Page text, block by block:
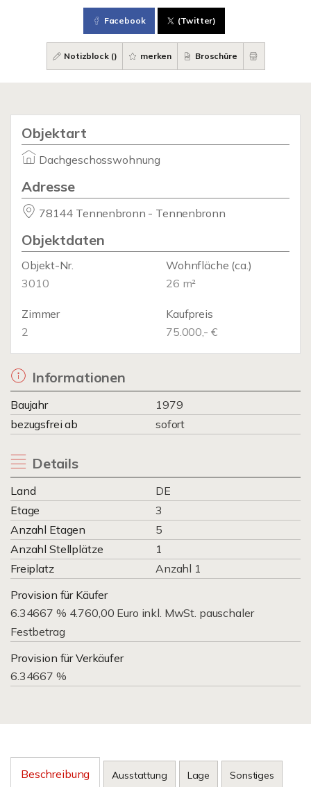
Facebook (Twitter)
Notizblock () merken Broschüre
Objektart
Dachgeschosswohnung
Adresse
78144 Tennenbronn - Tennenbronn
Objektdaten
Objekt-Nr.
3010
Wohnfläche (ca.)
26 m²
Zimmer
2
Kaufpreis
75.000,- €
Informationen
Baujahr
1979
bezugsfrei ab
sofort
Details
Land
DE
Etage
3
Anzahl Etagen
5
Anzahl Stellplätze
1
Freiplatz
Anzahl 1
Provision für Käufer
6.34667 % 4.760,00 Euro inkl. MwSt. pauschaler
Festbetrag
Provision für Verkäufer
6.34667 %
Beschreibung Ausstattung Lage Sonstiges